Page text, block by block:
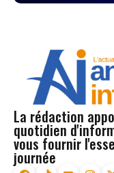
La rédaction
quotidien
vous fournir
journée